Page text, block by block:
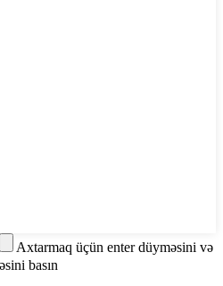
Axtarmaq üçün enter düyməsini və
basın